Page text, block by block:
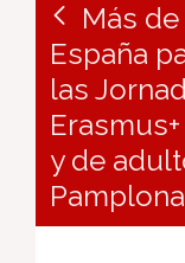
Más
España
las
y de
Pamplona